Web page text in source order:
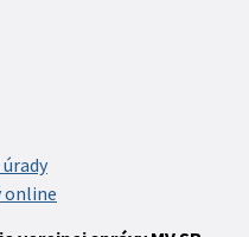
online